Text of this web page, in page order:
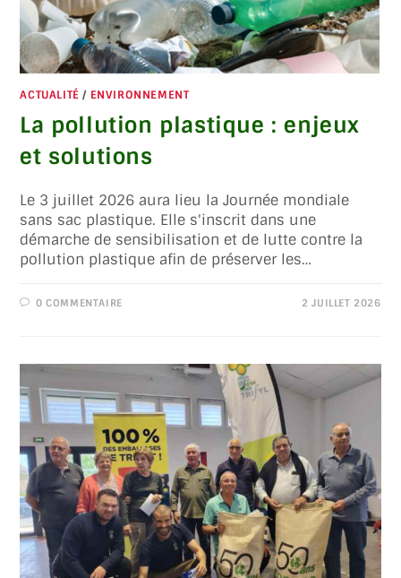
ACTUALITÉ / ENVIRONNEMENT
La pollution plastique : enjeux
et solutions
Le 3 juillet 2026 aura lieu la Journée mondiale
sans sac plastique. Elle s'inscrit dans une
démarche de sensibilisation et de lutte contre la
pollution plastique afin de préserver les…
0 COMMENTAIRE 2 JUILLET 2026